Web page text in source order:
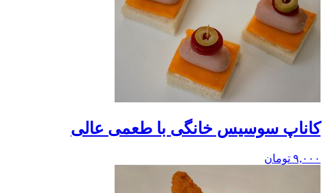
کاناپ سوسیس خانگی با طعمی عالی
۹,۰۰۰ تومان